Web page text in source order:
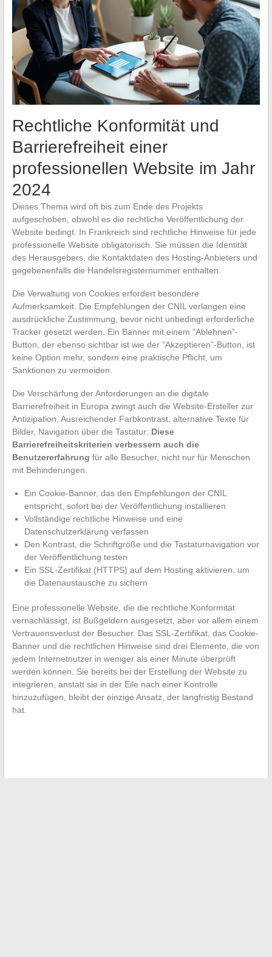
Rechtliche Konformität und
Barrierefreiheit einer
professionellen Website im Jahr
2024
Dieses Thema wird oft bis zum Ende des Projekts
aufgeschoben, obwohl es die rechtliche Veröffentlichung der
Website bedingt. In Frankreich sind rechtliche Hinweise für jede
professionelle Website obligatorisch. Sie müssen die Identität
des Herausgebers, die Kontaktdaten des Hosting-Anbieters und
gegebenenfalls die Handelsregisternummer enthalten.
Die Verwaltung von Cookies erfordert besondere
Aufmerksamkeit. Die Empfehlungen der CNIL verlangen eine
ausdrückliche Zustimmung, bevor nicht unbedingt erforderliche
Tracker gesetzt werden. Ein Banner mit einem “Ablehnen”-
Button, der ebenso sichtbar ist wie der “Akzeptieren”-Button, ist
keine Option mehr, sondern eine praktische Pflicht, um
Sanktionen zu vermeiden.
Die Verschärfung der Anforderungen an die digitale
Barrierefreiheit in Europa zwingt auch die Website-Ersteller zur
Antizipation. Ausreichender Farbkontrast, alternative Texte für
Bilder, Navigation über die Tastatur: Diese
Barrierefreiheitskriterien verbessern auch die
Benutzererfahrung für alle Besucher, nicht nur für Menschen
mit Behinderungen.
Ein Cookie-Banner, das den Empfehlungen der CNIL
entspricht, sofort bei der Veröffentlichung installieren
Vollständige rechtliche Hinweise und eine
Datenschutzerklärung verfassen
Den Kontrast, die Schriftgröße und die Tastaturnavigation vor
der Veröffentlichung testen
Ein SSL-Zertifikat (HTTPS) auf dem Hosting aktivieren, um
die Datenaustausche zu sichern
Eine professionelle Website, die die rechtliche Konformität
vernachlässigt, ist Bußgeldern ausgesetzt, aber vor allem einem
Vertrauensverlust der Besucher. Das SSL-Zertifikat, das Cookie-
Banner und die rechtlichen Hinweise sind drei Elemente, die von
jedem Internetnutzer in weniger als einer Minute überprüft
werden können. Sie bereits bei der Erstellung der Website zu
integrieren, anstatt sie in der Eile nach einer Kontrolle
hinzuzufügen, bleibt der einzige Ansatz, der langfristig Bestand
hat.